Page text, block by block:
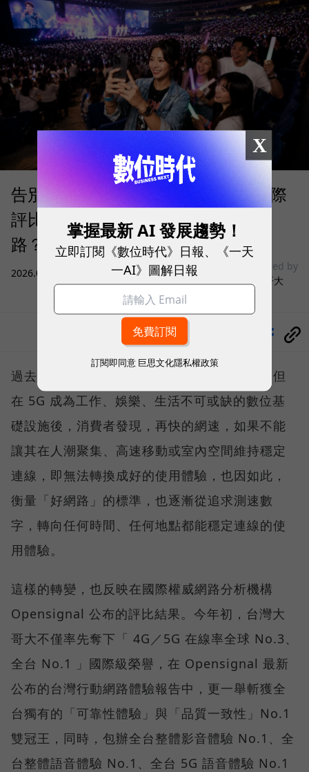
告別「極速迷思」！Opensignal 國際
評比揭密：什麼才是 5G 時代的好網
路？
2026.08.03
sponsored by
台灣大哥大
過去，下載速度是評價電信服務的重要指標，但
在 5G 成為工作、娛樂、生活不可或缺的數位基
礎設施後，消費者發現，再快的網速，如果不能
讓其在人潮聚集、高速移動或室內空間維持穩定
連線，即無法轉換成好的使用體驗，也因如此，
衡量「好網路」的標準，也逐漸從追求測速數
字，轉向任何時間、任何地點都能穩定連線的使
用體驗。
這樣的轉變，也反映在國際權威網路分析機構
Opensignal 公布的評比結果。今年初，台灣大
哥大不僅率先奪下「 4G／5G 在線率全球 No.3、
全台 No.1 」國際級榮譽，在 Opensignal 最新
公布的台灣行動網路體驗報告中，更一舉斬獲全
台獨有的「可靠性體驗」與「品質一致性」No.1
雙冠王，同時，包辦全台整體影音體驗 No.1、全
台整體語音體驗 No.1、全台 5G 語音體驗 No.1
X
掌握最新 AI 發展趨勢！
立即訂閱《數位時代》日報、《一天
一AI》圖解日報
訂閱即同意 巨思文化隱私權政策